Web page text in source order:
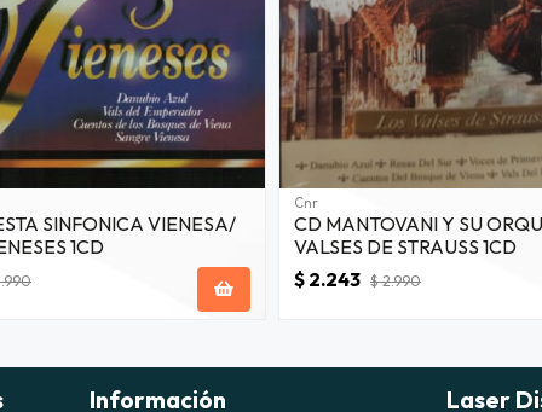
SINFONICA VIENESA/
1CD
Cnr
CD MANTOVANI Y SU
VALSES DE STRAUSS 1CD
$ 2.243 $ 2.990
Información Laser